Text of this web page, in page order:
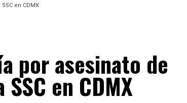
en CDMX
por asesinato de
en CDMX